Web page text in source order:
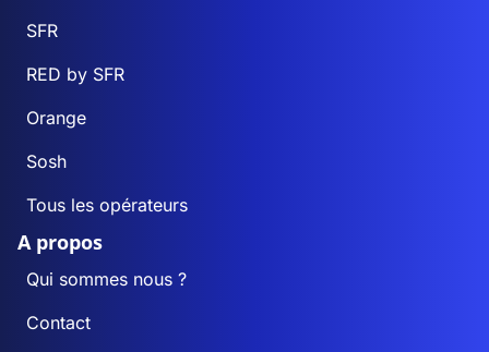
SFR
RED by SFR
Orange
Sosh
Tous les opérateurs
A propos
Qui sommes nous ?
Contact